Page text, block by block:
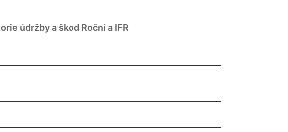
údržby a škod Roční a IFR